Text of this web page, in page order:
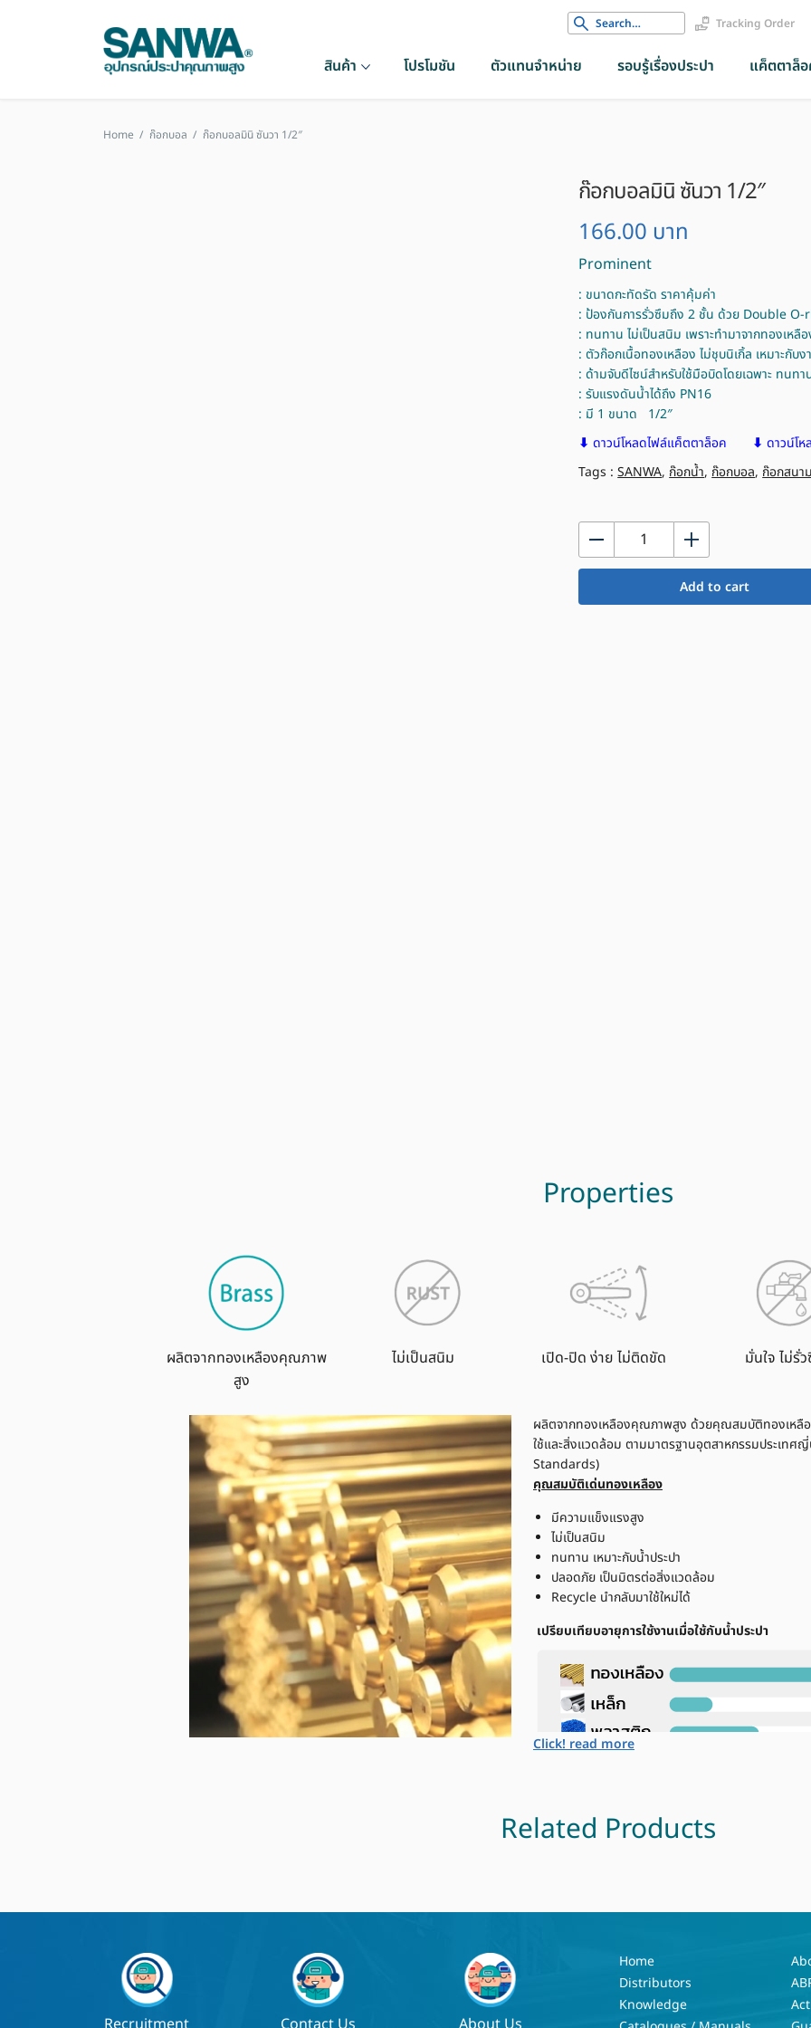
Search
for:
Tracking Order
สินค้า โปรโมชัน ตัวแทนจำหน่าย รอบรู้เรื่องประปา แค็ตตาล็
Home / ก๊อกบอล / ก๊อกบอลมินิ ซันวา 1/2″
ก๊อกบอลมินิ ซันวา 1/2″
166.00 บาท
Prominent
: ขนาดกะทัดรัด ราคาคุ้มค่า
: ป้องกันการรั่วซึมถึง 2 ชั้น ด้วย Double O-
: ทนทาน ไม่เป็นสนิม เพราะทำมาจากทองเห
: ตัวก๊อกเนื้อทองเหลือง ไม่ชุบนิเกิ้ล เหมาะกับ
: ด้ามจับดีไซน์สำหรับใช้มือบิดโดยเฉพาะ ทนท
: รับแรงดันน้ำได้ถึง PN16
: มี 1 ขนาด 1/2″
⬇ ดาวน์โหลดไฟล์แค็ตตาล็อค ⬇ดาวน์โ
Tags :SANWA, ก๊อกน้ำ, ก๊อกบอล, ก๊อกสนา
บอล
มินิ
ซัน
Add to cart
Properties
ผลิตจากทองเหลืองคุณภาพ
สูง
ไม่เป็นสนิม เปิด-ปิด ง่าย ไม่ติดขัด มั่นใจ ไม่รั่
ผลิตจากทองเหลืองคุณภาพสูง ด้วยคุณสมบัติทองเห
ใช้และสิ่งแวดล้อม ตามมาตรฐานอุตสาหกรรมประเท
Standards)
คุณสมบัติเด่นทองเหลือง
มีความแข็งแรงสูง
ไม่เป็นสนิม
ทนทาน เหมาะกับน้ำประปา
ปลอดภัย เป็นมิตรต่อสิ่งแวดล้อม
Recycle นำกลับมาใช้ใหม่ได้
เปรียบเทียบอายุการใช้งานเมื่อใช้กับน้ำประปา
Click! read more
Related Products
Home
Distributors
Knowledge